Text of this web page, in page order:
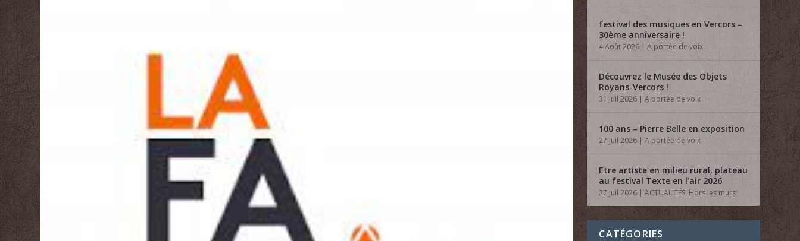
festival des musiques en Vercors –
30ème anniversaire !
4 Août 2026 |A portée de voix
Découvrez le Musée des Objets
Royans-Vercors !
31 Juil 2026 |A portée de voix
100 ans – Pierre Belle en exposition
27 Juil 2026 |A portée de voix
Etre artiste en milieu rural, plateau
au festival Texte en l’air 2026
27 Juil 2026 |ACTUALITÉS, Hors les murs
CATÉGORIES